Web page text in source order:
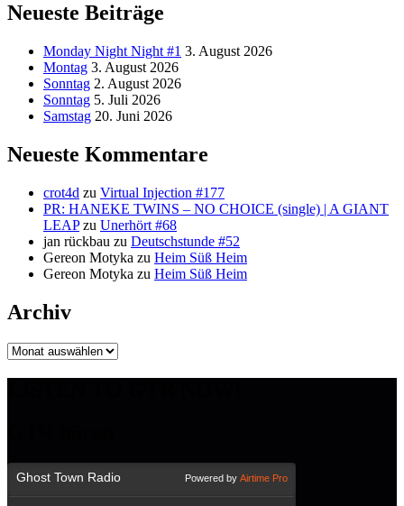
Neueste Beiträge
Monday Night Night #1 3. August 2026
Montag 3. August 2026
Sonntag 2. August 2026
Sonntag 5. Juli 2026
Samstag 20. Juni 2026
Neueste Kommentare
crot4d zu Virtual Injection #177
PR: HANEKE TWINS – NO CHOICE (single) | A GIANT
LEAPzu Unerhört #68
jan rückbau zu Deutschstunde #52
Gereon Motyka zu Heim Süß Heim
Gereon Motyka zu Heim Süß Heim
Archiv
Archiv